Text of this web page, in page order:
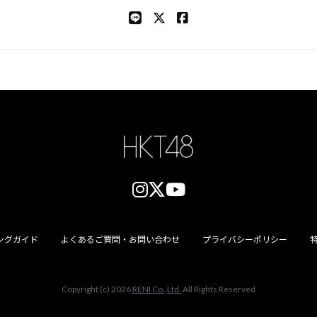
グガイド よくあるご質問・お問い合わせ プライバシーポリシー
Copyright (c) 2026 RENI Co.,Ltd. All Rights Reserved